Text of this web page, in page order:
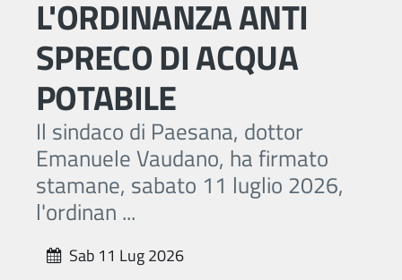
L'ORDINANZA ANTI
SPRECO DI ACQUA
POTABILE
Il sindaco di Paesana, dottor
Emanuele Vaudano, ha firmato
stamane, sabato 11 luglio 2026,
l'ordinan ...
Sab 11 Lug 2026